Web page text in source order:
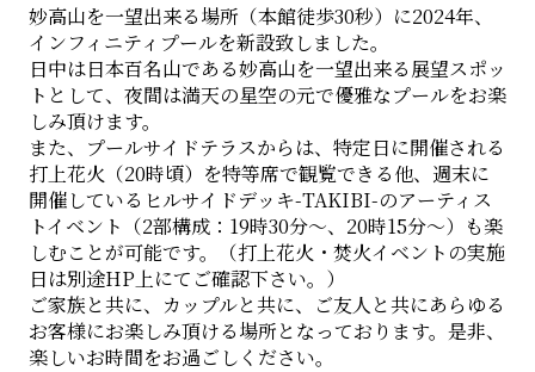
妙高山を一望出来る場所（本館徒歩30秒）に2024年、
インフィニティプールを新設致しました。
日中は日本百名山である妙高山を一望出来る展望スポッ
トとして、夜間は満天の星空の元で優雅なプールをお楽
しみ頂けます。
また、プールサイドテラスからは、特定日に開催される
打上花火（20時頃）を特等席で観覧できる他、週末に
開催しているヒルサイドデッキ-TAKIBI-のアーティス
トイベント（2部構成：19時30分～、20時15分～）も楽
しむことが可能です。（打上花火・焚火イベントの実施
日は別途HP上にてご確認下さい。）
ご家族と共に、カップルと共に、ご友人と共にあらゆる
お客様にお楽しみ頂ける場所となっております。是非、
楽しいお時間をお過ごしください。